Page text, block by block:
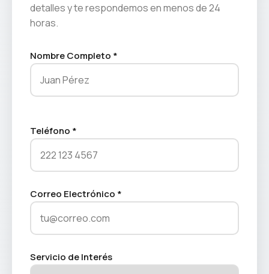
detalles y te respondemos en menos de 24
horas.
Nombre Completo *
Teléfono *
Correo Electrónico *
Servicio de Interés